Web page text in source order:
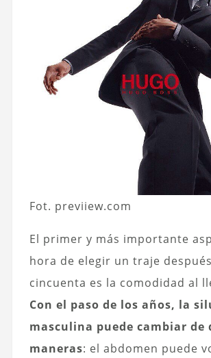
Fot. previiew.com
El primer y más importante
hora de elegir un traje
cincuenta es la comodidad al
Con el paso de los años, la
masculina puede cambiar de
maneras: el abdomen puede